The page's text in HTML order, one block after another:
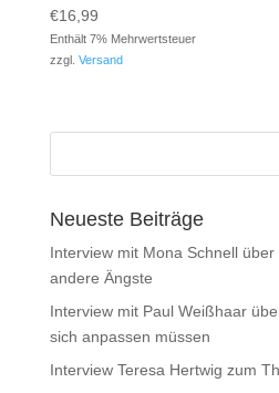
€16,99
Enthält 7% Mehrwertsteuer
zzgl. Versand
Neueste Beiträge
Interview mit Mona Schnell
andere Ängste
Interview mit Paul Weißhaar
sich anpassen müssen
Interview Teresa Hertwig zum